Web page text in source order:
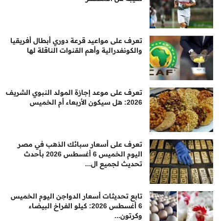
تعرف على مواعيد قرعة دوري أبطال أفريقيا
والكونفدرالية وأهم القنوات الناقلة لها
تعرف على موعد إجازة المولد النبوي الشريف
2026: هل سيكون الأربعاء أم الخميس
تعرف على أسعار سبائك الذهب في مصر
اليوم الخميس 6 أغسطس 2026 بأحدث
تحديث لجميع ال...
تابع تحديثات أسعار الدواجن اليوم الخميس
6 أغسطس 2026: كيلو الفراخ البيضاء
وكرتون...